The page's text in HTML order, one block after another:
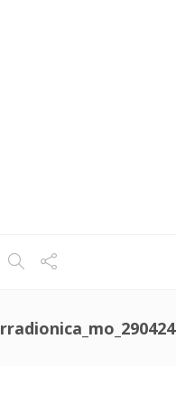
rradionica_mo_290424